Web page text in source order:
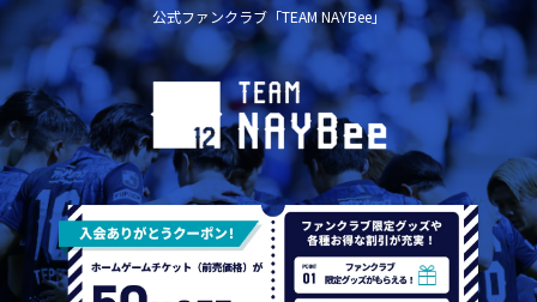
公式ファンクラブ「TEAM NAYBee」